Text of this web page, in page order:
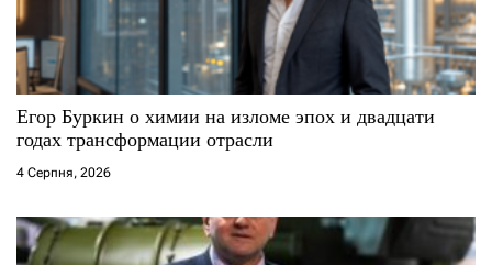
Егор Буркин о химии на изломе эпох и двадцати
годах трансформации отрасли
4 Серпня, 2026